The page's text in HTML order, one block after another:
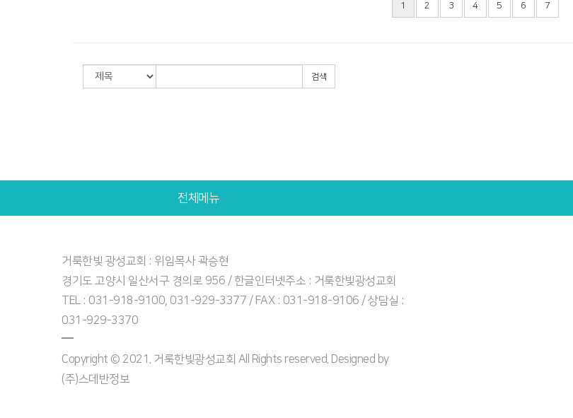
1 2 3 4 5 6 7
검색
전체메뉴
거룩한빛 광성교회 : 위임목사 곽승현
경기도 고양시 일산서구 경의로 956 / 한글인터넷주소 : 거룩한빛광성교회
TEL : 031-918-9100, 031-929-3377 / FAX : 031-918-9106 / 상담실 :
031-929-3370
Copyright © 2021. 거룩한빛광성교회 All Rights reserved. Designed by
(주)스데반정보